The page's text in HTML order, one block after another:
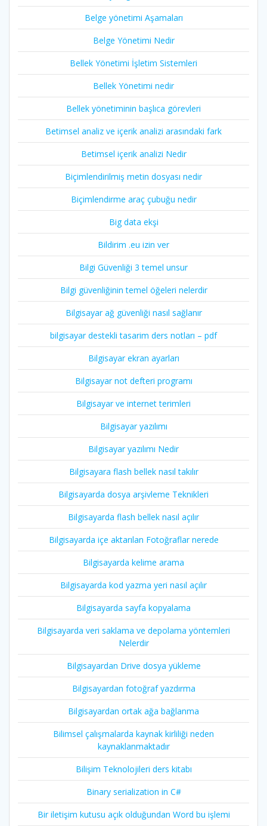
Belge yönetimi Aşamaları
Belge Yönetimi Nedir
Bellek Yönetimi İşletim Sistemleri
Bellek Yönetimi nedir
Bellek yönetiminin başlıca görevleri
Betimsel analiz ve içerik analizi arasındaki fark
Betimsel içerik analizi Nedir
Biçimlendirilmiş metin dosyası nedir
Biçimlendirme araç çubuğu nedir
Big data ekşi
Bildirim .eu izin ver
Bilgi Güvenliği 3 temel unsur
Bilgi güvenliğinin temel öğeleri nelerdir
Bilgisayar ağ güvenliği nasıl sağlanır
bilgisayar destekli tasarim ders notları – pdf
Bilgisayar ekran ayarları
Bilgisayar not defteri programı
Bilgisayar ve internet terimleri
Bilgisayar yazılımı
Bilgisayar yazılımı Nedir
Bilgisayara flash bellek nasıl takılır
Bilgisayarda dosya arşivleme Teknikleri
Bilgisayarda flash bellek nasıl açılır
Bilgisayarda içe aktarılan Fotoğraflar nerede
Bilgisayarda kelime arama
Bilgisayarda kod yazma yeri nasıl açılır
Bilgisayarda sayfa kopyalama
Bilgisayarda veri saklama ve depolama yöntemleri
Nelerdir
Bilgisayardan Drive dosya yükleme
Bilgisayardan fotoğraf yazdırma
Bilgisayardan ortak ağa bağlanma
Bilimsel çalışmalarda kaynak kirliliği neden
kaynaklanmaktadır
Bilişim Teknolojileri ders kitabı
Binary serialization in C#
Bir iletişim kutusu açık olduğundan Word bu işlemi